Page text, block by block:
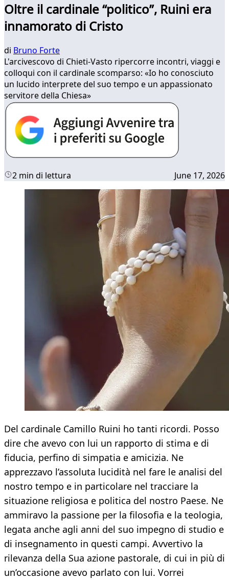
Oltre il cardinale “politico”, Ruini era
innamorato di Cristo
di Bruno Forte
L'arcivescovo di Chieti-Vasto ripercorre incontri, viaggi e
colloqui con il cardinale scomparso: «Io ho conosciuto
un lucido interprete del suo tempo e un appassionato
servitore della Chiesa»
2 min di lettura June 17, 2026
Del cardinale Camillo Ruini ho tanti ricordi. Posso
dire che avevo con lui un rapporto di stima e di
fiducia, perfino di simpatia e amicizia. Ne
apprezzavo l’assoluta lucidità nel fare le analisi del
nostro tempo e in particolare nel tracciare la
situazione religiosa e politica del nostro Paese. Ne
ammiravo la passione per la filosofia e la teologia,
legata anche agli anni del suo impegno di studio e
di insegnamento in questi campi. Avvertivo la
rilevanza della Sua azione pastorale, di cui in più di
un’occasione avevo parlato con lui. Vorrei